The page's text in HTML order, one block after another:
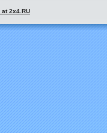
2x4.RU